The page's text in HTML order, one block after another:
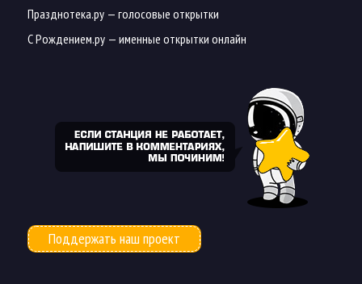
Празднотека.ру— голосовые открытки
С Рождением.ру— именные открытки онлайн
Поддержать наш проект